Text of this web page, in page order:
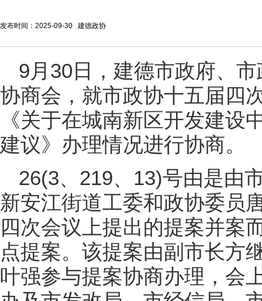
发布时间：2025-09-30 建德政协
9月30日，建德市政府、
协商会，就市政协十五届四
《关于在城南新区开发建设
建议》办理情况进行协商。
26(3、219、13)号由是由
新安江街道工委和政协委员
四次会议上提出的提案并案
点提案。该提案由副市长方
叶强参与提案协商办理，会